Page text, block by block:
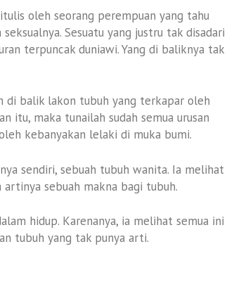
oleh seorang perempuan yang tahu
Sesuatu yang justru tak disadari
terpuncak duniawi. Yang di baliknya tak
di balik lakon tubuh yang terkapar oleh
itu, maka tunailah sudah semua urusan
kebanyakan lelaki di muka bumi.
sendiri, sebuah tubuh wanita. Ia melihat
sebuah makna bagi tubuh.
hidup. Karenanya, ia melihat semua ini
tubuh yang tak punya arti.